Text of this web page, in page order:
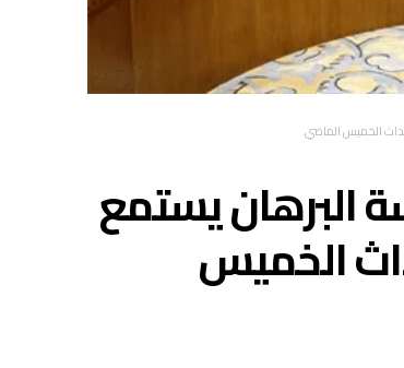
الخميس الماضي
البرهان يستمع
الخميس